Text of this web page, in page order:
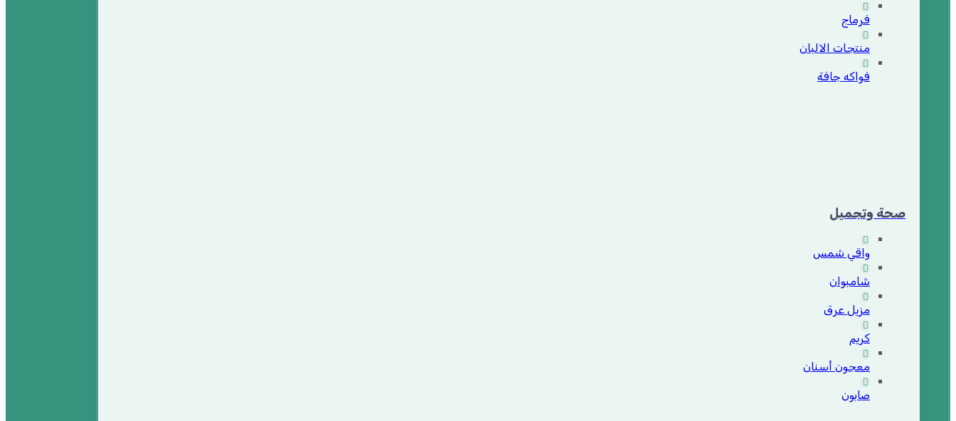
فرماج
منتجات الالبان
فواكه جافة
صحة وتجميل
واقي شمس
شامبوان
مزيل عرق
كريم
معجون أسنان
صابون